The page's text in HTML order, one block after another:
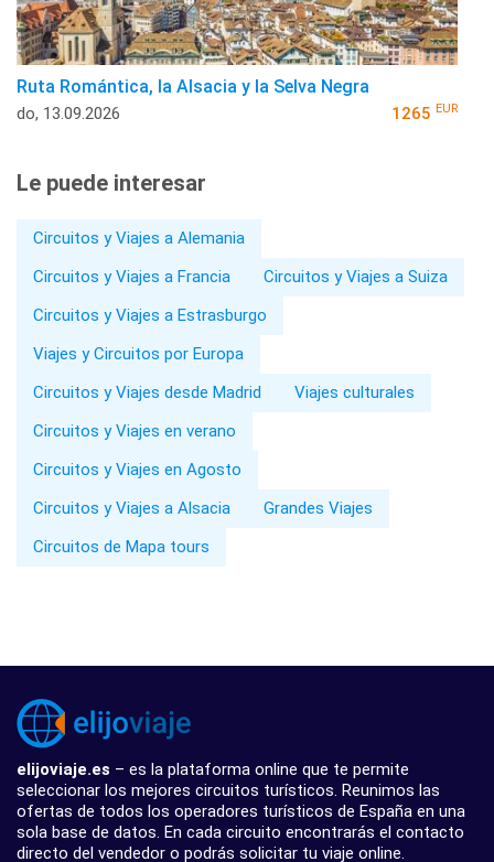
Ruta Romántica, la Alsacia y la Selva Negra
do, 13.09.2026 1265 EUR
Le puede interesar
Circuitos y Viajes a Alemania
Circuitos y Viajes a Francia
Circuitos y Viajes a Suiza
Circuitos y Viajes a Estrasburgo
Viajes y Circuitos por Europa
Circuitos y Viajes desde Madrid
Viajes culturales
Circuitos y Viajes en verano
Circuitos y Viajes en Agosto
Circuitos y Viajes a Alsacia
Grandes Viajes
Circuitos de Mapa tours
elijoviaje.es – es la plataforma online que te permite
seleccionar los mejores circuitos turísticos. Reunimos las
ofertas de todos los operadores turísticos de España en una
sola base de datos. En cada circuito encontrarás el contacto
directo del vendedor o podrás solicitar tu viaje online.